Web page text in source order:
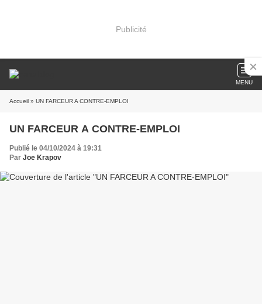
Publicité
MENU
Accueil » UN FARCEUR A CONTRE-EMPLOI
UN FARCEUR A CONTRE-EMPLOI
Publié le 04/10/2024 à 19:31
Par Joe Krapov